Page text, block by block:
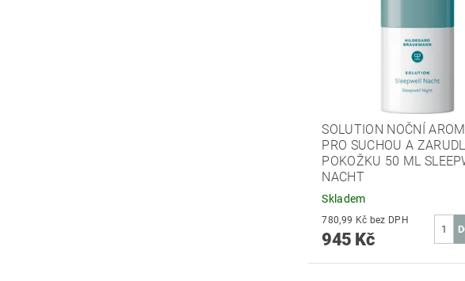
SOLUTION NOČNÍ
PRO SUCHOU A
POKOŽKU 50 ML
NACHT
Skladem
780,99 Kč bez DPH
945 Kč